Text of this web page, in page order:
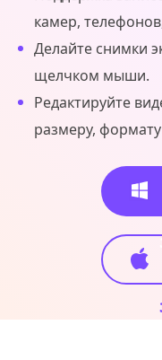
камер,
Делайте снимки
щелчком мыши.
Редактируйте
размеру, формату